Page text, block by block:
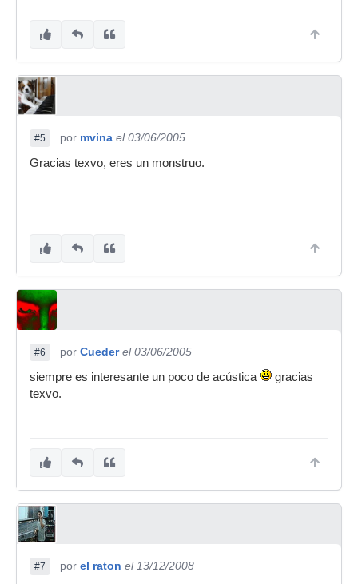
#5 por mvina el 03/06/2005
Gracias texvo, eres un monstruo.
#6 por Cueder el 03/06/2005
siempre es interesante un poco de acústica
gracias
texvo.
#7 por el raton el 13/12/2008